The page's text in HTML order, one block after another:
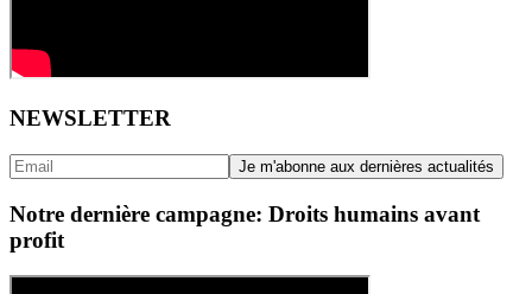
NEWSLETTER
Notre dernière campagne: Droits humains avant
profit